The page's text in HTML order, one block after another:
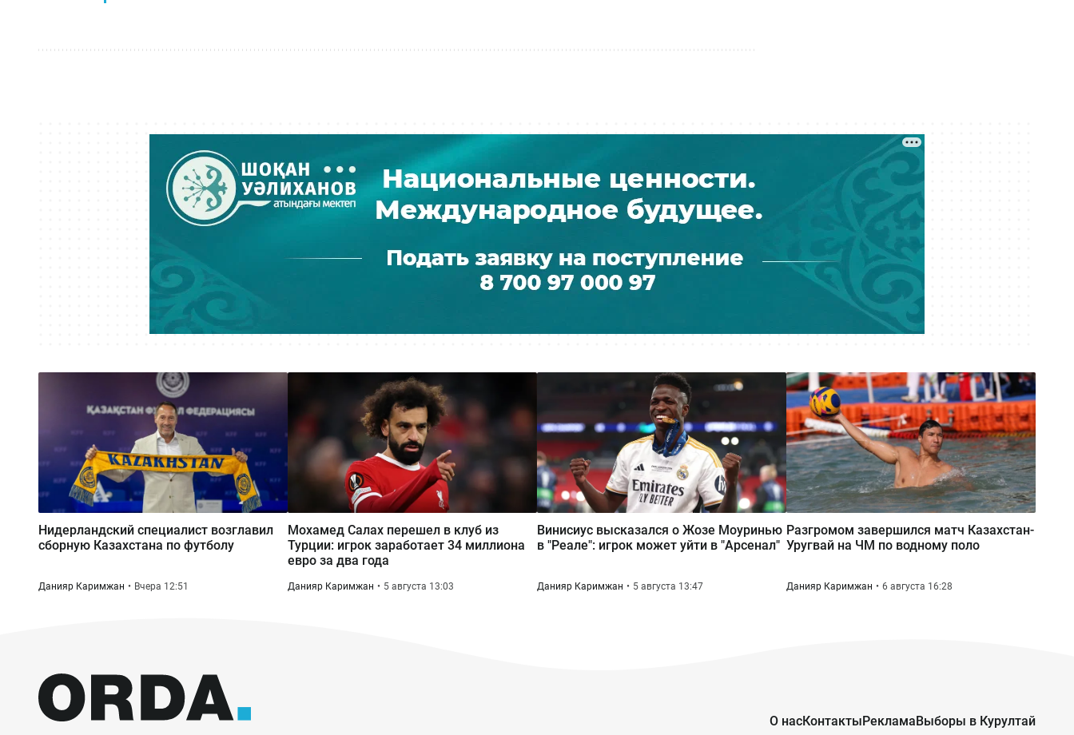
Операторов связи в Казахстане
заставили учитывать риски сбоев
и подмены номеров
Вчера 12:41
Чемпион Евро-88 будет
тренировать сборную Казахстана
по футболу
школьник застрелил
родственников, учителей и
одноклассников
Вчера 12:15
Серный конфликт: ExxonMobil
предложила Казахстану проект на
$80 млрд в обмен на закрытие
споров
Нидерландский специалист возглавил
сборную Казахстана по футболу
Данияр Каримжан Вчера 12:51
Мохамед Салах перешел в клуб из
Турции: игрок заработает 34 миллиона
евро за два года
Данияр Каримжан 5 августа 13:03
Винисиус высказался о Жозе Моуринью
в "Реале": игрок может уйти в "Арсенал"
Данияр Каримжан 5 августа 13:47
Разгромом завершился матч Казахстан-
Уругвай на ЧМ по водному поло
Данияр Каримжан 6 августа 16:28
О насКонтакты Реклама Выборы в Курултай